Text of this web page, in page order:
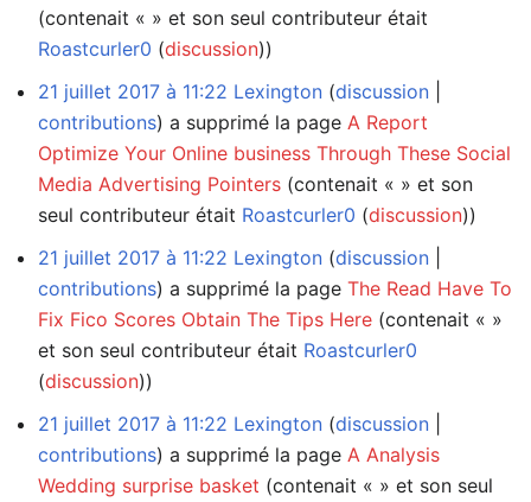
(contenait « » et son seul contributeur était
Roastcurler0 (discussion))
21 juillet 2017 à 11:22 Lexington discussion
contributions a supprimé la page A Report
Optimize Your Online business Through These Social
Media Advertising Pointers (contenait « » et son
seul contributeur était Roastcurler0 (discussion))
21 juillet 2017 à 11:22 Lexington discussion
contributions a supprimé la page The Read Have To
Fix Fico Scores Obtain The Tips Here (contenait « »
et son seul contributeur était Roastcurler0
(discussion))
21 juillet 2017 à 11:22 Lexington discussion
contributions a supprimé la page A Analysis
Wedding surprise basket (contenait « » et son seul